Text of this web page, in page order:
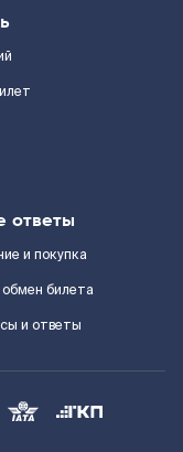
ответы
и покупка
обмен билета
и ответы